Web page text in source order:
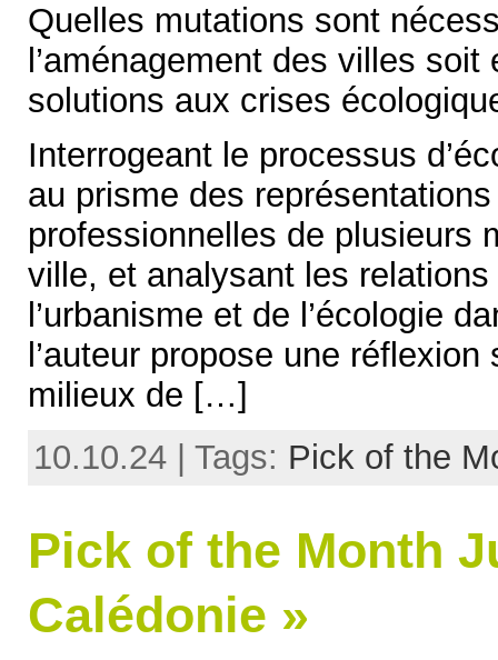
Quelles mutations sont
l’aménagement des villes
solutions aux crises
Interrogeant le processus
au prisme des
professionnelles de plusieurs
ville, et analysant les
l’urbanisme et de l’écologie
l’auteur propose une
milieux de […]
10.10.24 | Tags: Pick of the
Pick of the Month
Calédonie »